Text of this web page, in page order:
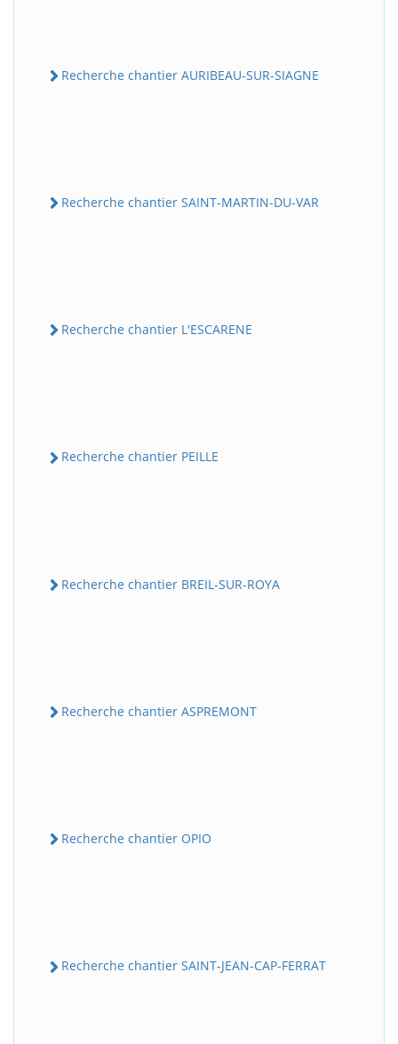
Recherche chantier AURIBEAU-SUR-SIAGNE
Recherche chantier SAINT-MARTIN-DU-VAR
Recherche chantier L'ESCARENE
Recherche chantier PEILLE
Recherche chantier BREIL-SUR-ROYA
Recherche chantier ASPREMONT
Recherche chantier OPIO
Recherche chantier SAINT-JEAN-CAP-FERRAT